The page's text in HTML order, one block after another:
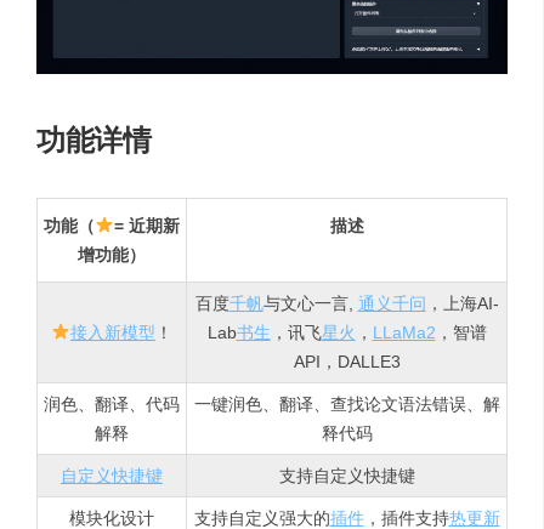
功能详情
功能（
= 近期新
增功能）
描述
接入新模型 ！
百度千帆与文心一言, 通义千问 ，上海AI-
Lab书生 ，讯飞星火 ， LLaMa2 ，智谱
API，DALLE3
润色、翻译、代码
解释
一键润色、翻译、查找论文语法错误、解
释代码
自定义快捷键 支持自定义快捷键
模块化设计 支持自定义强大的插件，插件支持热更新